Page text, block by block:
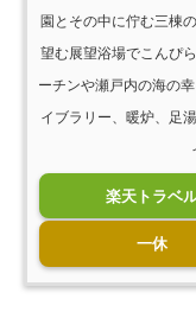
園とその中に佇む三棟
望む展望浴場でこんぴ
ーチンや瀬戸内の海の
イブラリー、暖炉、足
楽天トラベ
一休